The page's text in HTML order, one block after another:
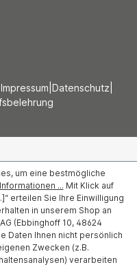
Impressum Datenschutz
um eine bestmögliche
... Mit Klick auf
erteilen Sie Ihre Einwilligung
in unserem Shop an
(Ebbinghoff 10, 48624
Daten Ihnen nicht persönlich
Zwecken (z.B.
verarbeiten